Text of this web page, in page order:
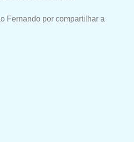
Fernando por compartilhar a